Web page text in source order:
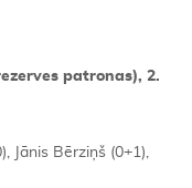
patronas), 2.
Jānis Bērziņš (0+1),